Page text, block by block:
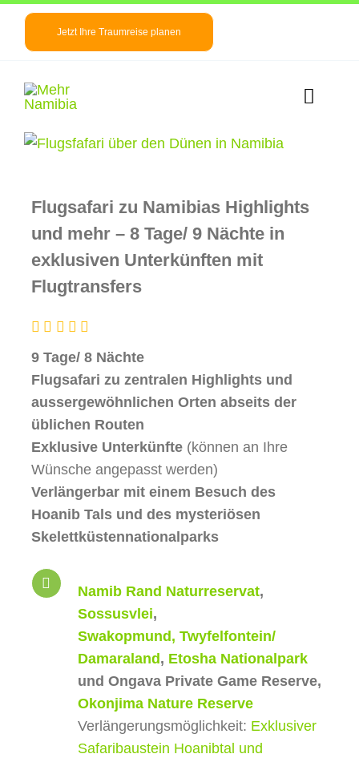
springen
Jetzt Ihre Traumreise planen
Toggle
Namibia Info
Reiseideen
Gästefeedback
View
Flugsafari zu Namibias Highlights
und mehr – 8 Tage/ 9 Nächte in
exklusiven Unterkünften mit
Flugtransfers
9 Tage/ 8 Nächte
Flugsafari zu zentralen Highlights und
aussergewöhnlichen Orten abseits der
üblichen Routen
Exklusive Unterkünfte (können an Ihre
Wünsche angepasst werden)
Verlängerbar mit einem Besuch des
Hoanib Tals und des mysteriösen
Skelettküstennationalparks
Namib Rand Naturreservat,
Sossusvlei,
Swakopmund, Twyfelfontein/
Damaraland , Etosha Nationalpark
und Ongava Private Game Reserve,
Okonjima Nature Reserve
Verlängerungsmöglichkeit: Exklusiver
Safaribaustein Hoanibtal und